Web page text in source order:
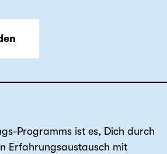
Programms ist es, Dich durch
Erfahrungsaustausch mit